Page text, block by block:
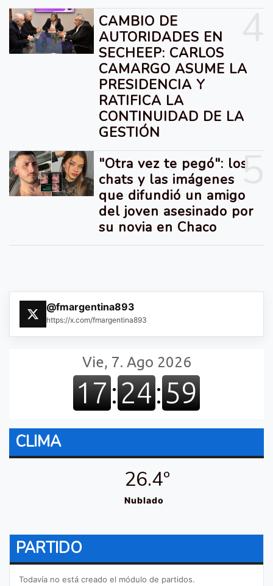
CAMBIO DE
AUTORIDADES EN
SECHEEP: CARLOS
CAMARGO ASUME LA
PRESIDENCIA Y
RATIFICA LA
CONTINUIDAD DE LA
GESTIÓN
5
"Otra vez te pegó": los
chats y las imágenes
que difundió un amigo
del joven asesinado por
su novia en Chaco
@fmargentina893
https://x.com/fmargentina893
CLIMA
26.4º
Nublado
PARTIDO
Todavía no está creado el módulo de partidos.